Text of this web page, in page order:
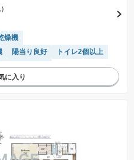
燥機
陽当り良好
トイレ2個以上
温水洗浄便座